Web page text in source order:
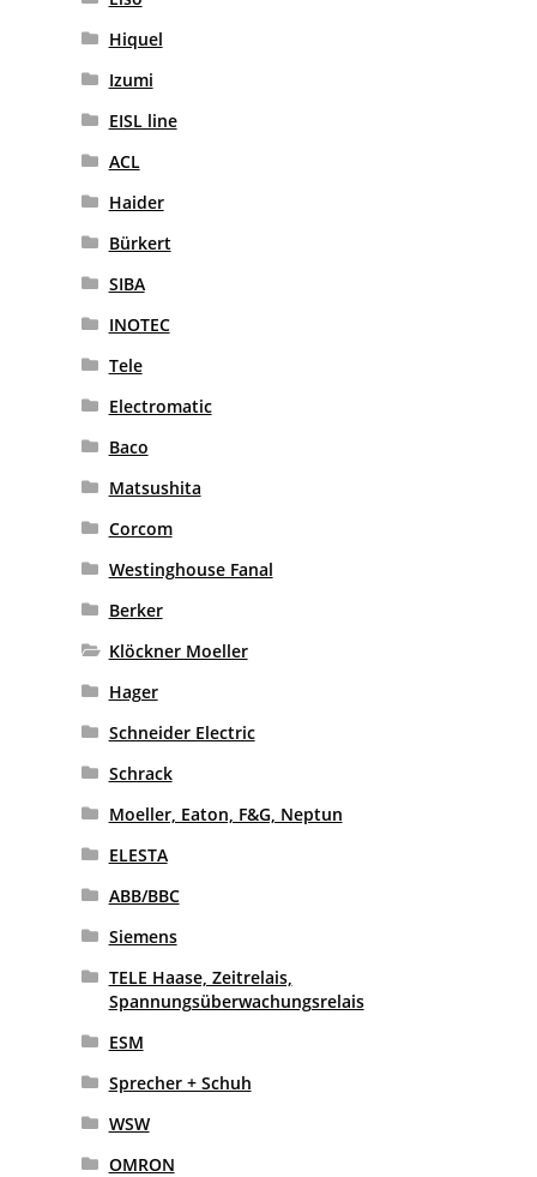
Hiquel
Izumi
EISL line
ACL
Haider
Bürkert
SIBA
INOTEC
Tele
Electromatic
Baco
Matsushita
Corcom
Westinghouse Fanal
Berker
Klöckner Moeller
Hager
Schneider Electric
Schrack
Moeller, Eaton, F&G, Neptun
ELESTA
ABB/BBC
Siemens
TELE Haase, Zeitrelais,
Spannungsüberwachungsrelais
ESM
Sprecher + Schuh
WSW
OMRON